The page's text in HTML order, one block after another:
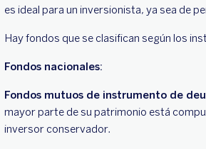
es ideal para un inversionista, ya sea de
Hay fondos que se clasifican según los
Fondos nacionales:
Fondos mutuos de instrumento de
mayor parte de su patrimonio está
inversor conservador.